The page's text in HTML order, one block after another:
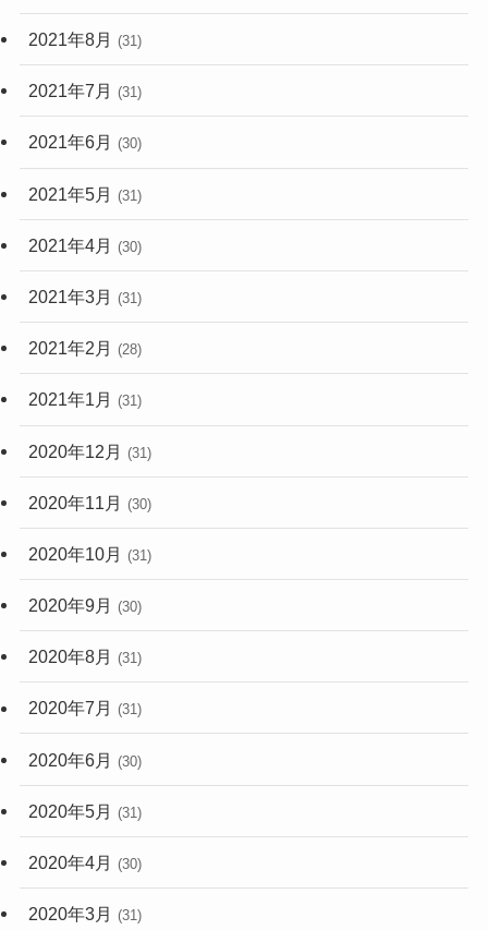
2021年8月 (31)
2021年7月 (31)
2021年6月 (30)
2021年5月 (31)
2021年4月 (30)
2021年3月 (31)
2021年2月 (28)
2021年1月 (31)
2020年12月 (31)
2020年11月 (30)
2020年10月 (31)
2020年9月 (30)
2020年8月 (31)
2020年7月 (31)
2020年6月 (30)
2020年5月 (31)
2020年4月 (30)
2020年3月 (31)